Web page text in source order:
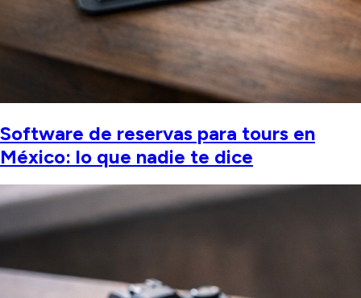
Software de reservas para tours en
México: lo que nadie te dice